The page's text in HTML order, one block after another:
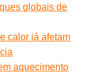
globais de
calor já afetam
aquecimento